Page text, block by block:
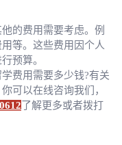
的费用需要考虑。例
等。这些费用因个人
预算。
费用需要多少钱?有关
可以在线咨询我们，
了解更多或者拨打